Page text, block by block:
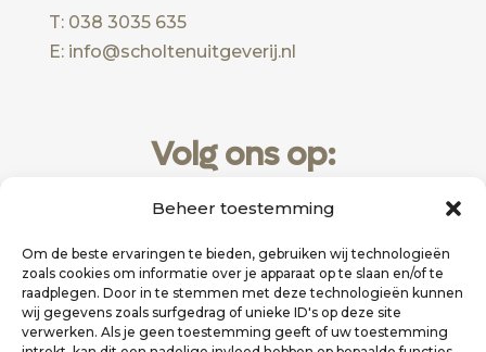
Beheer toestemming
Om de beste ervaringen te bieden, gebruiken wij technologieën
zoals cookies om informatie over je apparaat op te slaan en/of te
raadplegen. Door in te stemmen met deze technologieën kunnen
wij gegevens zoals surfgedrag of unieke ID's op deze site
verwerken. Als je geen toestemming geeft of uw toestemming
T: 038 3035 635
E: info@scholtenuitgeverij.nl
Volg ons op: